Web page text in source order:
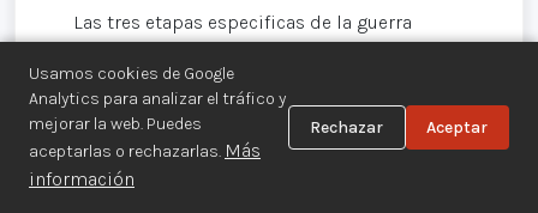
Usamos cookies de Google
Analytics para analizar el tráfico y
mejorar la web. Puedes
aceptarlas o rechazarlas. Más
información
Rechazar Aceptar
Las tres etapas especificas de la guerra
estratégico y preparación de la
contraofensiva: el enemigo, recuperar
posiciones para mantener su sistema;
nosotros, preparar ofensiva estratégica a
través de Construir la Conquista del Poder.